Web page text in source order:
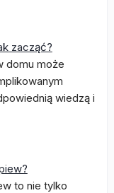
zacząć?
domu może
wiedzą i
to nie tylko